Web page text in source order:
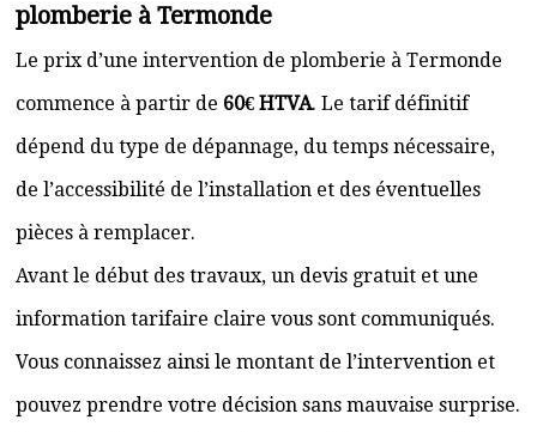
plomberie à Termonde
Le prix d’une intervention de plomberie à Termonde
commence à partir de 60€ HTVA. Le tarif définitif
dépend du type de dépannage, du temps nécessaire,
de l’accessibilité de l’installation et des éventuelles
pièces à remplacer.
Avant le début des travaux, un devis gratuit et une
information tarifaire claire vous sont communiqués.
Vous connaissez ainsi le montant de l’intervention et
pouvez prendre votre décision sans mauvaise surprise.